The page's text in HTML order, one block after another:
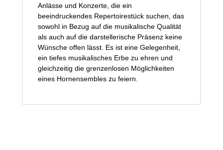
Anlässe und Konzerte, die ein
beeindruckendes Repertoirestück suchen, das
sowohl in Bezug auf die musikalische Qualität
als auch auf die darstellerische Präsenz keine
Wünsche offen lässt. Es ist eine Gelegenheit,
ein tiefes musikalisches Erbe zu ehren und
gleichzeitig die grenzenlosen Möglichkeiten
eines Hornensembles zu feiern.